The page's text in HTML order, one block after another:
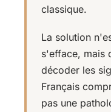
classique.
La solution
s'efface, mais
décoder les
Français
pas une